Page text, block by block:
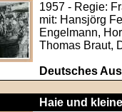
1957 - Regie:
mit: Hansjörg
Engelmann,
Thomas Braut,
Deutsches
Haie und